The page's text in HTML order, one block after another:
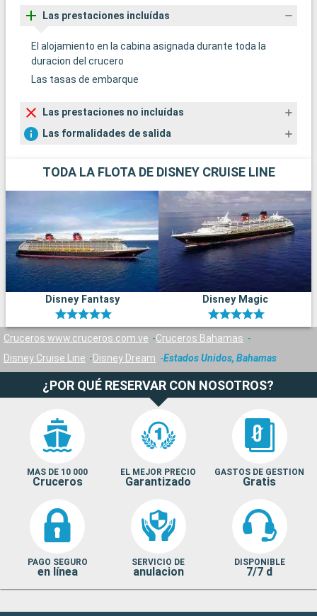
Las prestaciones incluídas
El alojamiento en la cabina asignada durante toda la
duracion del crucero
Las tasas de embarque
Las prestaciones no incluídas
Las formalidades de salida
TODA LA FLOTA DE DISNEY CRUISE LINE
Disney Fantasy Disney Magic
Cruceros www.cruceros.com.ve
Cruceros Bahamas
Disney Cruise Line
Disney Dream Estados Unidos, Bahamas
¿POR QUÉ RESERVAR CON NOSOTROS?
MAS DE 10 000
Cruceros
EL MEJOR PRECIO
Garantizado
GASTOS DE GESTION
Gratis
PAGO SEGURO
en línea
SERVICIO DE
anulacion
DISPONIBLE
7/7 d